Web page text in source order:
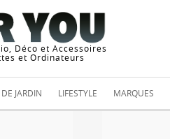
Déco et Accessoires
et Ordinateurs
JARDIN LIFESTYLE MARQUES